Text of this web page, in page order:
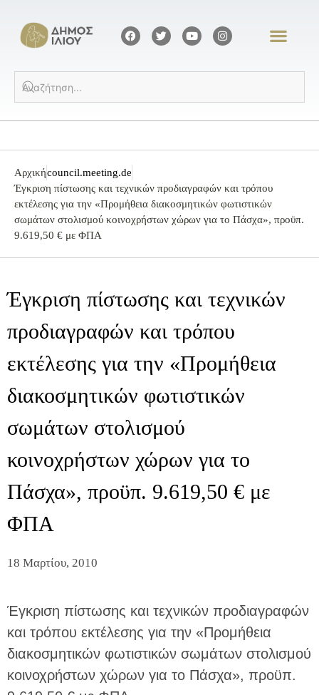
Αρχικήcouncil.meeting.de
Έγκριση πίστωσης και τεχνικών προδιαγραφών και τρόπου
εκτέλεσης για την «Προμήθεια διακοσμητικών φωτιστικών
σωμάτων στολισμού κοινοχρήστων χώρων για το Πάσχα», προϋπ.
9.619,50 € με ΦΠΑ
Έγκριση πίστωσης και τεχνικών
προδιαγραφών και τρόπου
εκτέλεσης για την «Προμήθεια
διακοσμητικών φωτιστικών
σωμάτων στολισμού
κοινοχρήστων χώρων για το
Πάσχα», προϋπ. 9.619,50 € με
ΦΠΑ
18 Μαρτίου, 2010
Έγκριση πίστωσης και τεχνικών προδιαγραφών
και τρόπου εκτέλεσης για την «Προμήθεια
διακοσμητικών φωτιστικών σωμάτων στολισμού
κοινοχρήστων χώρων για το Πάσχα», προϋπ.